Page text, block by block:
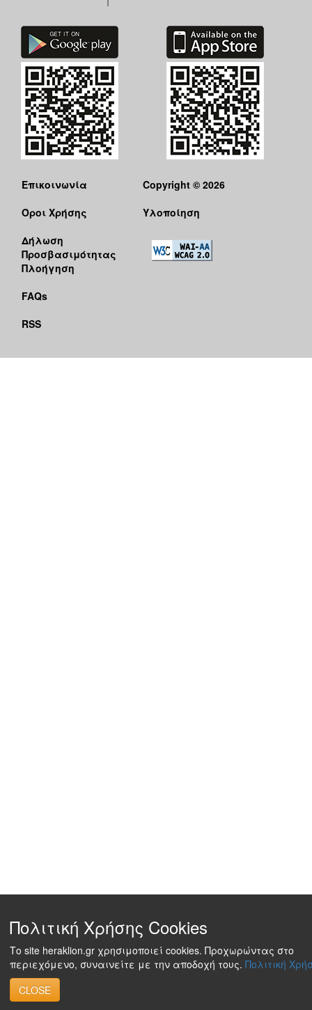
Επικοινωνία
Όροι Χρήσης
Δήλωση
Προσβασιμότητας
Πλοήγηση
FAQs
RSS
Copyright © 2026
Υλοποίηση
Πολιτική Χρήσης Cookies
Το site heraklion.gr χρησιμοποιεί cookies. Προχωρώντας στο
περιεχόμενο, συναινείτε με την αποδοχή τους. Πολιτική
CLOSE